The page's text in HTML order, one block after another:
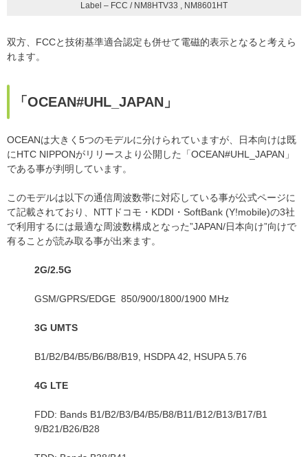
Label – FCC / NM8HTV33 , NM8601HT
双方、FCCと技術基準適合認定も併せて電磁的表示となると考えら
れます。
「OCEAN#UHL_JAPAN」
OCEANは大きく5つのモデルに分けられていますが、日本向けは既
にHTC NIPPONがリリースより公開した「OCEAN#UHL_JAPAN」
である事が判明しています。
このモデルは以下の通信周波数帯に対応している事が公式ページに
て記載されており、NTTドコモ・KDDI・SoftBank (Y!mobile)の3社
で利用するには最適な周波数構成となった”JAPAN/日本向け”向けで
有ることが読み取る事が出来ます。
2G/2.5G
GSM/GPRS/EDGE 850/900/1800/1900 MHz
3G UMTS
B1/B2/B4/B5/B6/B8/B19, HSDPA 42, HSUPA 5.76
4G LTE
FDD: Bands B1/B2/B3/B4/B5/B8/B11/B12/B13/B17/B1
9/B21/B26/B28